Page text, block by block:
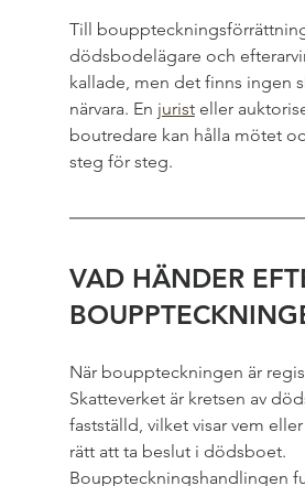
Till
dödsbodelägare och
kallade, men det finns ingen
närvara. En jurist eller
boutredare kan hålla mötet
steg för steg.
VAD HÄNDER
När bouppteckningen är
Skatteverket är kretsen av
fastställd, vilket visar vem
rätt att ta beslut i dödsboet.
Bouppteckningshandlingen